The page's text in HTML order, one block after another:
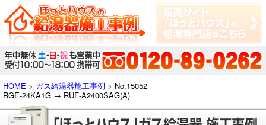
HOME > ガス給湯器施工事例 > No.15052
RGE-24KA1G → RUF-A2400SAG(A)